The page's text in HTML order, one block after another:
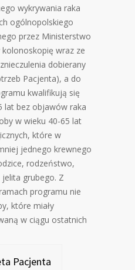
wykrywania raka
ogólnopolskiego
przez Ministerstwo
wraz ze
dobierany
Pacjenta), a do
kwalifikują się
lat bez objawów raka
w wieku 40-65 lat
które w
jednego krewnego
rodzeństwo,
grubego. Z
programu nie
które miały
w ciągu ostatnich
Pacjenta